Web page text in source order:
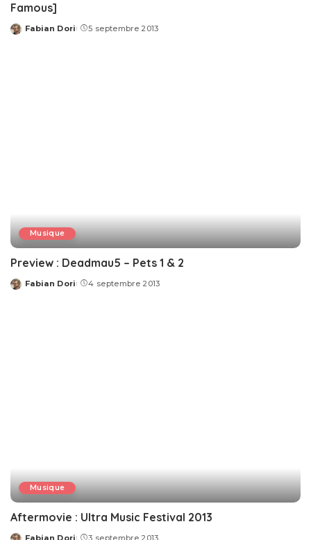
Famous]
Posted
Fabian Dori 5 septembre 2013
Musique
Preview : Deadmau5 – Pets 1 & 2
Posted
Fabian Dori 4 septembre 2013
Musique
Aftermovie : Ultra Music Festival 2013